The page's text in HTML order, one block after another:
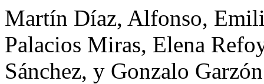
Martín Díaz, Alfonso,
Palacios Miras, Elena
Sánchez, y Gonzalo